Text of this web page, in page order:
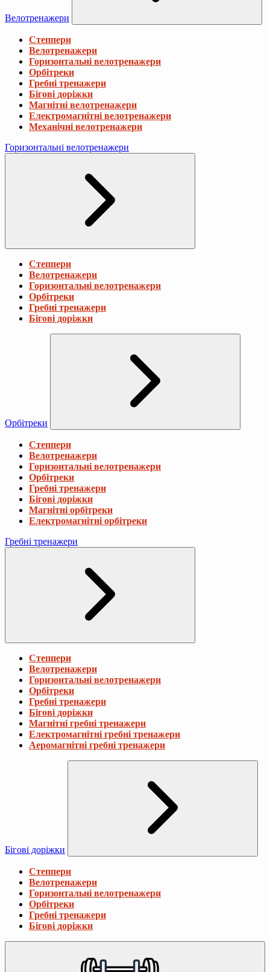
Велотренажери
Степпери
Велотренажери
Горизонтальні велотренажери
Орбітреки
Гребні тренажери
Бігові доріжки
Магнітні велотренажери
Електромагнітні велотренажери
Механічні велотренажери
Горизонтальні велотренажери
Степпери
Велотренажери
Горизонтальні велотренажери
Орбітреки
Гребні тренажери
Бігові доріжки
Орбітреки
Степпери
Велотренажери
Горизонтальні велотренажери
Орбітреки
Гребні тренажери
Бігові доріжки
Магнітні орбітреки
Електромагнітні орбітреки
Гребні тренажери
Степпери
Велотренажери
Горизонтальні велотренажери
Орбітреки
Гребні тренажери
Бігові доріжки
Магнітні гребні тренажери
Електромагнітні гребні тренажери
Аеромагнітні гребні тренажери
Бігові доріжки
Степпери
Велотренажери
Горизонтальні велотренажери
Орбітреки
Гребні тренажери
Бігові доріжки